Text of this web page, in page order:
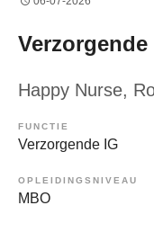
Verzorgende
Happy Nurse,
FUNCTIE
Verzorgende IG
OPLEIDINGSNIVEAU
MBO